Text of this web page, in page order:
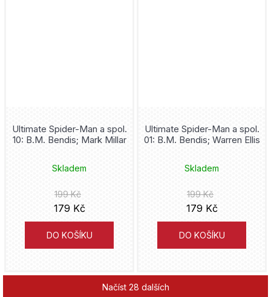
Ultimate Spider-Man a spol.
10: B.M. Bendis; Mark Millar
Skladem
199 Kč
179 Kč
DO KOŠÍKU
Ultimate Spider-Man a spol.
01: B.M. Bendis; Warren Ellis
Skladem
199 Kč
179 Kč
DO KOŠÍKU
Načíst 28 dalších